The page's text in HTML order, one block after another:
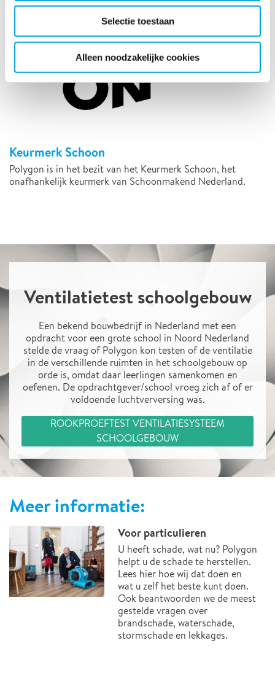
Selectie toestaan
Alleen noodzakelijke cookies
Keurmerk Schoon
Polygon is in het bezit van het Keurmerk Schoon, het
onafhankelijk keurmerk van Schoonmakend Nederland.
Ventilatietest schoolgebouw
Een bekend bouwbedrijf in Nederland met een
opdracht voor een grote school in Noord Nederland
stelde de vraag of Polygon kon testen of de ventilatie
in de verschillende ruimten in het schoolgebouw op
orde is, omdat daar leerlingen samenkomen en
oefenen. De opdrachtgever/school vroeg zich af of er
voldoende luchtverversing was.
ROOKPROEFTEST VENTILATIESYSTEEM
SCHOOLGEBOUW
Meer informatie:
Voor particulieren
U heeft schade, wat nu? Polygon
helpt u de schade te herstellen.
Lees hier hoe wij dat doen en
wat u zelf het beste kunt doen.
Ook beantwoorden we de meest
gestelde vragen over
brandschade, waterschade,
stormschade en lekkages.